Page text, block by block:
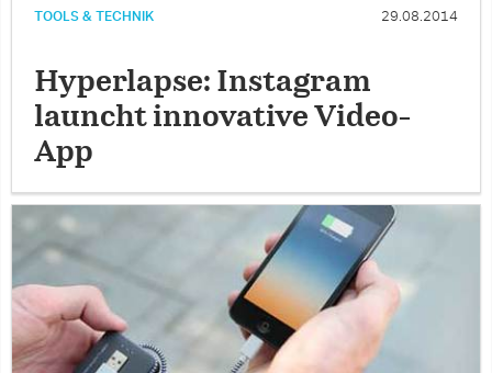
TOOLS & TECHNIK 29.08.2014
Hyperlapse: Instagram
launcht innovative Video-
App